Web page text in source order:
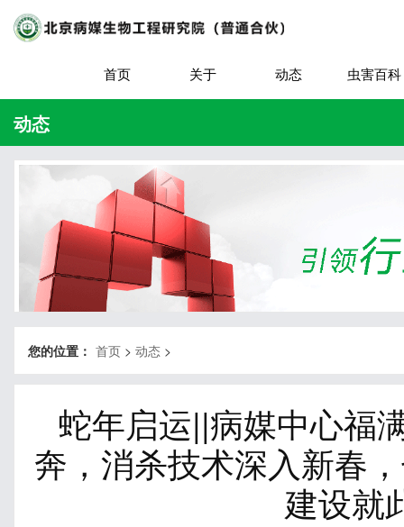
首页 关于 动态 虫害百科
动态
您的位置： 首页 > 动态 >
蛇年启运||病媒中心福
奔，消杀技术深入新春
建设就